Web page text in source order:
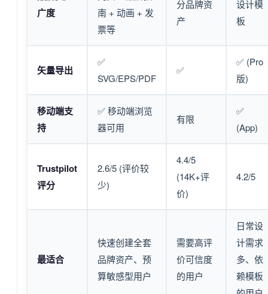
广度
南 + 动画 + 发
票等
分品牌资
产
设计模
板
矢量导出
✅
SVG/EPS/PDF
✅
✅ (Pro
版)
移动端支
持
✅ 移动端浏览
器可用
有限
✅
(App)
Trustpilot
评分
2.6/5 (评价较
少)
4.4/5
(14K+评
价)
4.2/5
最适合
快速创建全套
品牌资产、预
算敏感型用户
需要高评
价可信度
的用户
日常设
计需求
多、依
赖模板